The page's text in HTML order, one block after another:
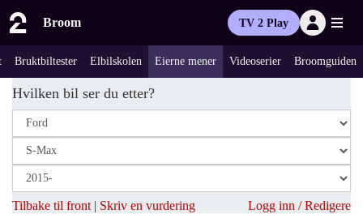
Broom TV 2 Play
Bruktbiltester Elbilskolen Eierne mener Videoserier Broomguiden
Hvilken bil ser du etter?
Tilbake til front | Skriv en vurdering Logg inn / Redigere